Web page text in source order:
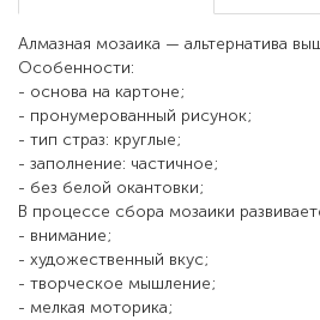
Алмазная мозаика — альтернатива
Особенности:
- основа на картоне;
- пронумерованный рисунок;
- тип страз: круглые;
- заполнение: частичное;
- без белой окантовки;
В процессе сбора мозаики
- внимание;
- художественный вкус;
- творческое мышление;
- мелкая моторика;